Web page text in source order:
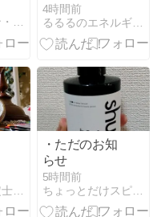
パワーストーン・ワークス
ス】2026年8
月8日（土）
4時間前
るるるのエネルギーワークについて。大天使ミカエルが大好きです
運命・未来鑑定士 江ノ海 湘龍のブログ
・ただのお知
らせ
5時間前
ちょっとだけスピリチュアルきどり